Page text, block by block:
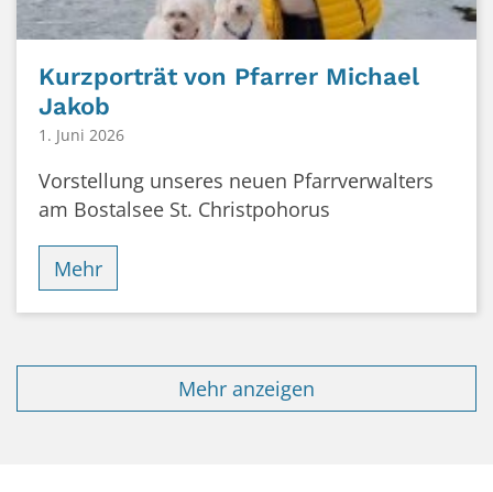
Kurzporträt von Pfarrer Michael
Jakob
1. Juni 2026
Vorstellung unseres neuen Pfarrverwalters
am Bostalsee St. Christpohorus
Mehr
Mehr anzeigen